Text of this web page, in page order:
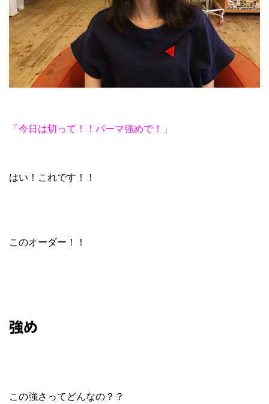
「今日は切って！！パーマ強めで！」
はい！これです！！
このオーダー！！
強め
この強さってどんなの？？